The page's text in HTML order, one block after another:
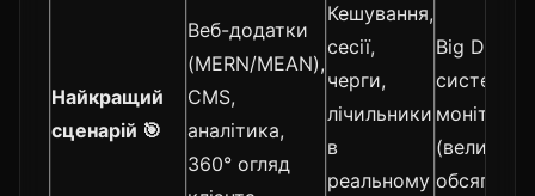
Найкращий
сценарій 🎯
Веб-додатки
(MERN/MEAN),
CMS,
аналітика,
360° огляд
Кешування,
сесії,
черги,
лічильники
в
реальному
Big Data,
системи
обсяг